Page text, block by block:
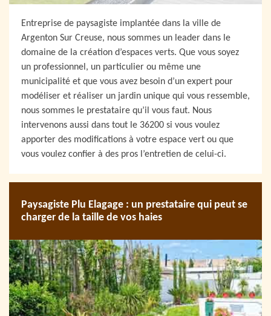
Entreprise de paysagiste implantée dans la ville de
Argenton Sur Creuse, nous sommes un leader dans le
domaine de la création d’espaces verts. Que vous soyez
un professionnel, un particulier ou même une
municipalité et que vous avez besoin d’un expert pour
modéliser et réaliser un jardin unique qui vous ressemble,
nous sommes le prestataire qu’il vous faut. Nous
intervenons aussi dans tout le 36200 si vous voulez
apporter des modifications à votre espace vert ou que
vous voulez confier à des pros l’entretien de celui-ci.
Paysagiste Plu Elagage : un prestataire qui peut se
charger de la taille de vos haies